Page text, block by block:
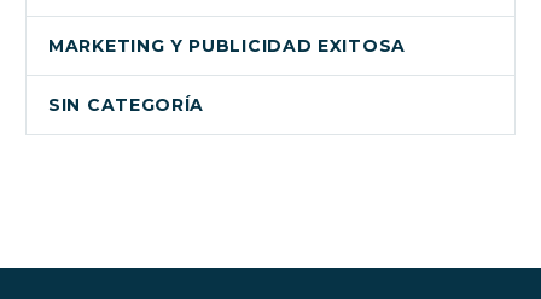
MARKETING Y PUBLICIDAD EXITOSA
SIN CATEGORÍA